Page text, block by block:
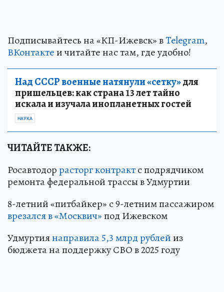
Подписывайтесь на «КП-Ижевск» вTelegram,
ВКонтактеи читайте нас там, где удобно!
Над СССР военные натянули «сетку»для
пришельцев: как страна 13 лет тайно
искала и изучала инопланетных гостей
НАУКА
ЧИТАЙТЕ ТАКЖЕ:
Росавтодоррасторг контрактс подрядчиком
ремонта федеральной трассы в Удмуртии
8-летний «питбайкер» с 9-летним пассажиром
врезался в «Москвич»под Ижевском
Удмуртиянаправила 5,3 млрд рублейиз
бюджета на поддержку СВО в 2025 году